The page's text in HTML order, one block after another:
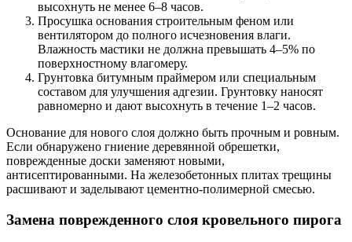
высохнуть не менее 6–8 часов.
Просушка основания строительным феном или
вентилятором до полного исчезновения влаги.
Влажность мастики не должна превышать 4–5% по
поверхностному влагомеру.
Грунтовка битумным праймером или специальным
составом для улучшения адгезии. Грунтовку наносят
равномерно и дают высохнуть в течение 1–2 часов.
Основание для нового слоя должно быть прочным и ровным.
Если обнаружено гниение деревянной обрешетки,
поврежденные доски заменяют новыми,
антисептированными. На железобетонных плитах трещины
расшивают и заделывают цементно-полимерной смесью.
Замена поврежденного слоя кровельного пирога